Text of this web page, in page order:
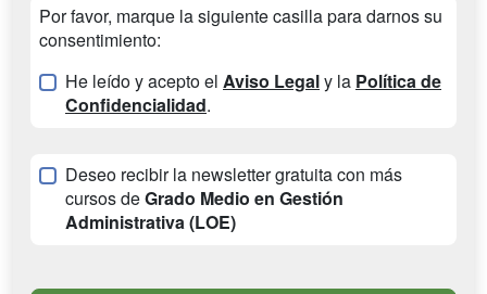
Por favor, marque la siguiente casilla para darnos su
consentimiento:
He leído y acepto el Aviso Legaly la Política de
Confidencialidad.
Deseo recibir la newsletter gratuita con más
cursos deGrado Medio en Gestión
Administrativa (LOE)